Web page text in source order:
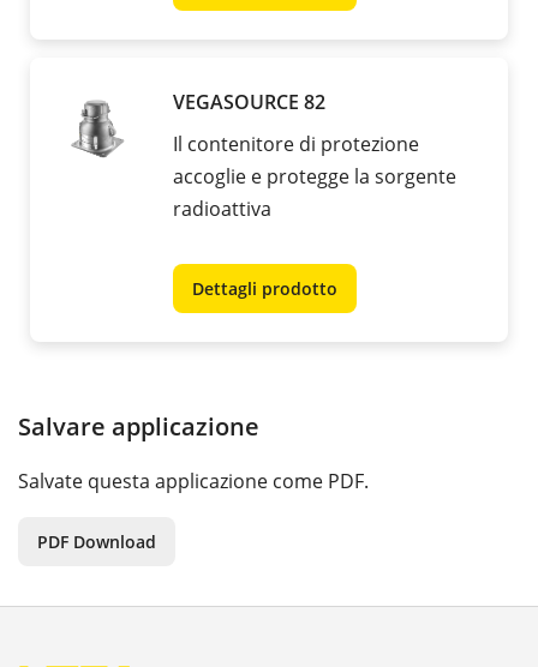
VEGASOURCE 82
Il contenitore di protezione
accoglie e protegge la sorgente
radioattiva
Dettagli prodotto
Salvare applicazione
Salvate questa applicazione come PDF.
PDF Download